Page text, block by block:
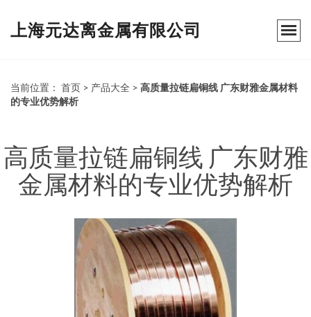
上海元达离金属有限公司
当前位置： 首页 > 产品大全 > 高质量拉链扁铜线 广东财雅金属材料
的专业优势解析
高质量拉链扁铜线 广东财雅
金属材料的专业优势解析